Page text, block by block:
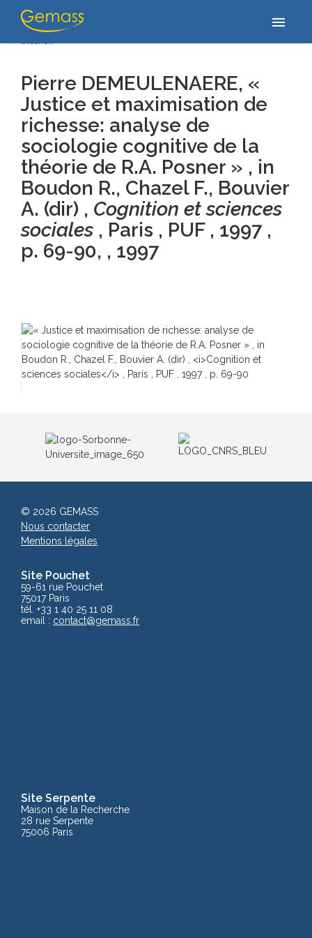
menu
Accueil/Publications
maximisation de richesse: analyse de sociologie cognitive de la
théorie…
Pierre DEMEULENAERE, «
Justice et maximisation de
richesse: analyse de
sociologie cognitive de la
théorie de R.A. Posner » , in
Boudon R., Chazel F., Bouvier
A. (dir) , Cognition et sciences
sociales , Paris , PUF , 1997 ,
p. 69-90, , 1997
Site Pouchet
59-61 rue Pouchet
75017 Paris
tél. +33 1 40 25 11 08
email : contact@gemass.fr
Site Serpente
Maison de la Recherche
28 rue Serpente
75006 Paris
© 2026 GEMASS
Nous contacter
Mentions légales